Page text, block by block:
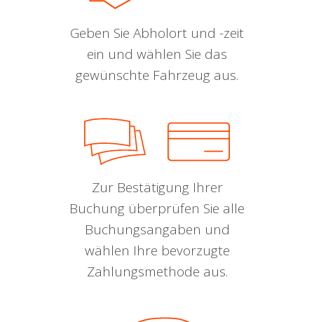
Geben Sie Abholort und -zeit
ein und wählen Sie das
gewünschte Fahrzeug aus.
Zur Bestätigung Ihrer
Buchung überprüfen Sie alle
Buchungsangaben und
wählen Ihre bevorzugte
Zahlungsmethode aus.